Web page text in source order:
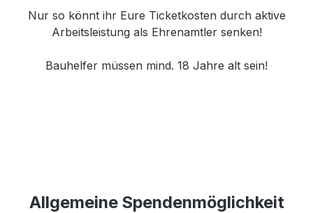
Nur so könnt ihr Eure Ticketkosten durch aktive
Arbeitsleistung als Ehrenamtler senken!
Bauhelfer müssen mind. 18 Jahre alt sein!
Allgemeine Spendenmöglichkeit